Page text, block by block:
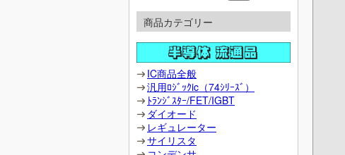
商品カテゴリー
IC商品全般
汎用ﾛｼﾞｯｸic（74ｼﾘｰｽﾞ）
ﾄﾗﾝｼﾞｽﾀｰ/FET/IGBT
ダイオード
レギュレーター
サイリスタ